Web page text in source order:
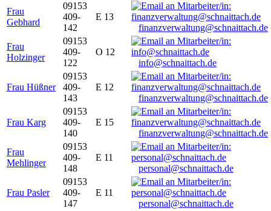
Frau
Gebhard
09153
409-
142
E 13
finanzverwaltung@schnaittach.de
Frau
Holzinger
09153
409-
122
O 12
info@schnaittach.de
Frau Hüßner
09153
409-
143
E 12
finanzverwaltung@schnaittach.de
Frau Karg
09153
409-
140
E 15
finanzverwaltung@schnaittach.de
Frau
Mehlinger
09153
409-
148
E 11
personal@schnaittach.de
Frau Pasler
09153
409-
147
E 11
personal@schnaittach.de